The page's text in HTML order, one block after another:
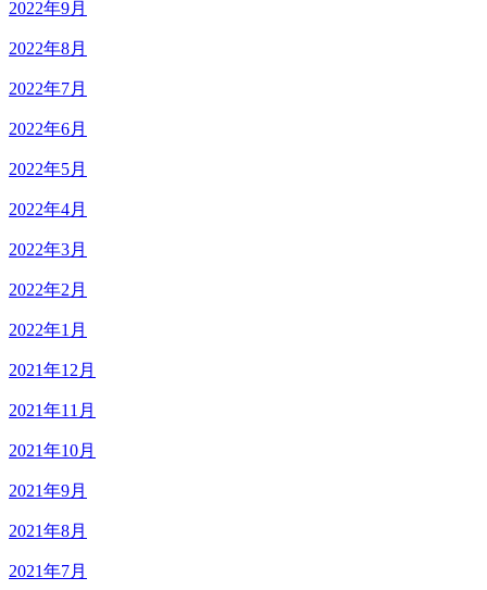
2022年9月
2022年8月
2022年7月
2022年6月
2022年5月
2022年4月
2022年3月
2022年2月
2022年1月
2021年12月
2021年11月
2021年10月
2021年9月
2021年8月
2021年7月